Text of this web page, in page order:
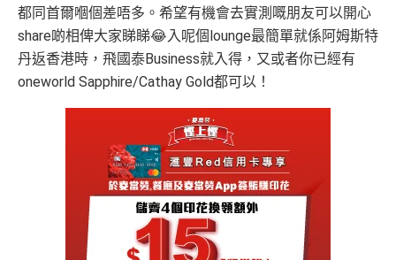
都同首爾嗰個差唔多。希望有機會去實測嘅朋友可以開心
share啲相俾大家睇睇😂入呢個lounge最簡單就係阿姆斯特
丹返香港時，飛國泰Business就入得，又或者你已經有
oneworld Sapphire/Cathay Gold都可以！